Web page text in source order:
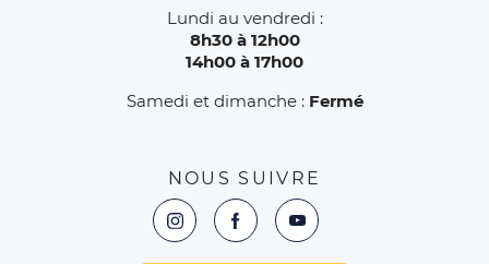
Lundi au vendredi :
8h30 à 12h00
14h00 à 17h00
Samedi et dimanche : Fermé
NOUS SUIVRE
Instagram : L'EXTR4aa Extranet des
Facebook : L'EXTR4aa
YouTube : L'EXTR4aa